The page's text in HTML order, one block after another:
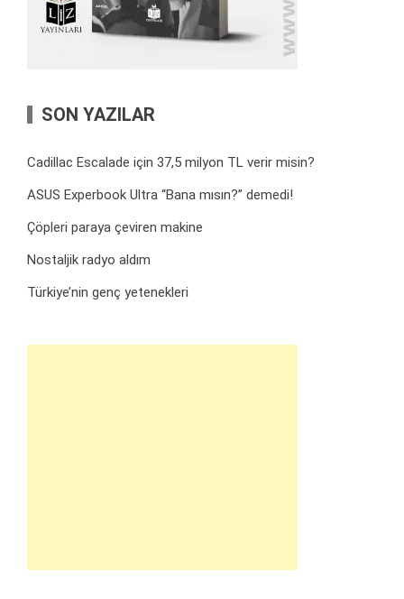
SON YAZILAR
Cadillac Escalade için 37,5 milyon TL verir misin?
ASUS Experbook Ultra “Bana mısın?” demedi!
Çöpleri paraya çeviren makine
Nostaljik radyo aldım
Türkiye’nin genç yetenekleri